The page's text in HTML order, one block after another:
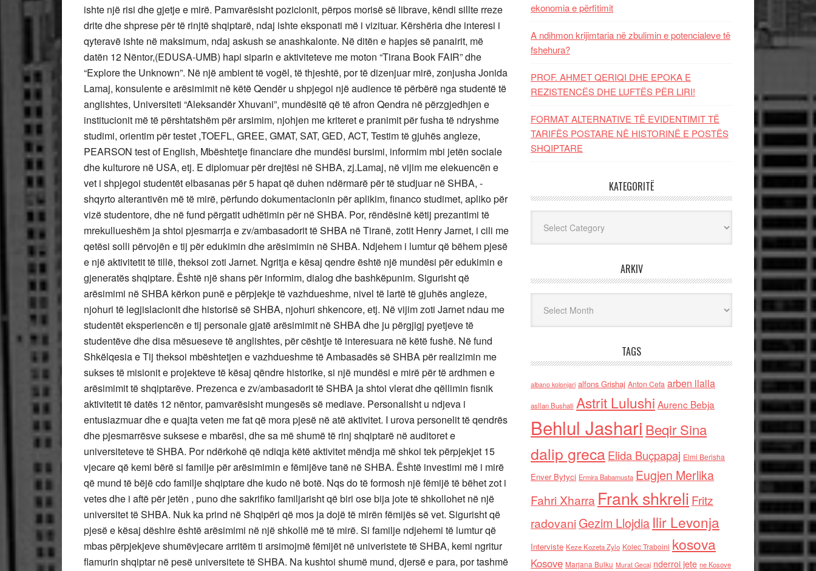
ekonomia e përfitimit
A ndihmon krijimtaria në zbulimin e potencialeve të
fshehura?
PROF. AHMET QERIQI DHE EPOKA E
REZISTENCЁS DHE LUFTЁS PЁR LIRI!
FORMAT ALTERNATIVE TË EVIDENTIMIT TË
TARIFËS POSTARE NË HISTORINË E POSTËS
SHQIPTARE
KATEGORITË
ARKIV
TAGS
albano kolonjari alfons Grishaj Anton Cefa arben llalla
asllan Bushati Astrit Lulushi Aurenc Bebja
Behlul Jashari Beqir Sina
dalip grecaElida Buçpapaj Elmi Berisha
Enver Bytyci Ermira Babamusta Eugjen Merlika
Fahri Xharra Frank shkreli Fritz
radovaniGezim Llojdia Ilir Levonja
Interviste Keze Kozeta Zylo Kolec Traboini kosova
Kosove Marjana Bulku Murat Gecaj nderroi jete ne Kosove